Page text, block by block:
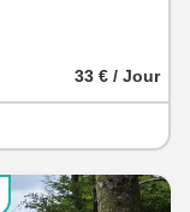
33 € / Jour